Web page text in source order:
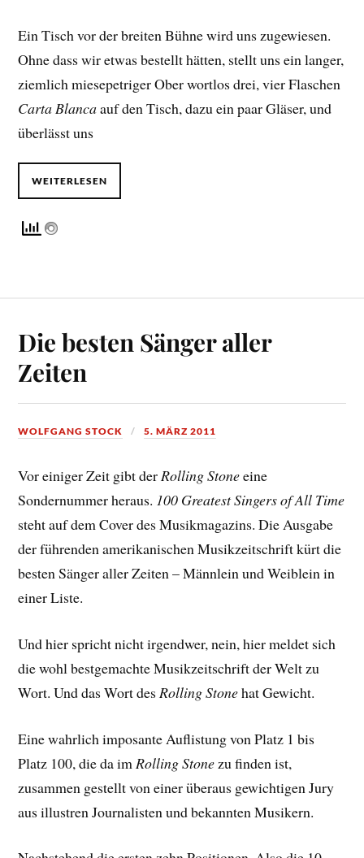
Ein Tisch vor der breiten Bühne wird uns zugewiesen.
Ohne dass wir etwas bestellt hätten, stellt uns ein langer,
ziemlich miesepetriger Ober wortlos drei, vier Flaschen
Carta Blancaauf den Tisch, dazu ein paar Gläser, und
überlässt uns
WEITERLESEN
Die besten Sänger aller
Zeiten
WOLFGANG STOCK 5. MÄRZ 2011
Vor einiger Zeit gibt derRolling Stoneeine
Sondernummer heraus. 100 Greatest Singers of All Time
steht auf dem Cover des Musikmagazins. Die Ausgabe
der führenden amerikanischen Musikzeitschrift kürt die
besten Sänger aller Zeiten – Männlein und Weiblein in
einer Liste.
Und hier spricht nicht irgendwer, nein, hier meldet sich
die wohl bestgemachte Musikzeitschrift der Welt zu
Wort. Und das Wort desRolling Stonehat Gewicht.
Eine wahrlich imposante Auflistung von Platz 1 bis
Platz 100, die da im Rolling Stone zu finden ist,
zusammen gestellt von einer überaus gewichtigen Jury
aus illustren Journalisten und bekannten Musikern.